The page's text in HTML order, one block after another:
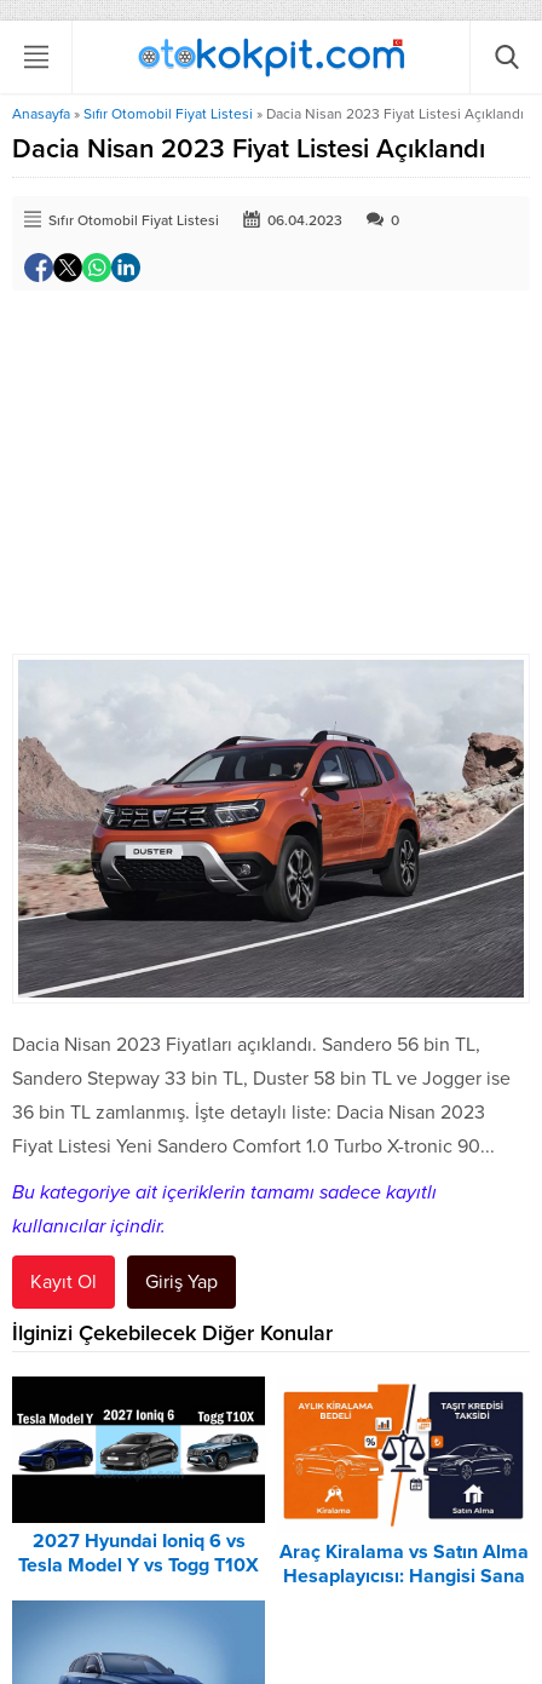
Anasayfa » Sıfır Otomobil Fiyat Listesi » Dacia Nisan 2023 Fiyat Listesi Açıklandı
Dacia Nisan 2023 Fiyat Listesi Açıklandı
Sıfır Otomobil Fiyat Listesi 06.04.2023 0
Dacia Nisan 2023 Fiyatları açıklandı. Sandero 56 bin TL,
Sandero Stepway 33 bin TL, Duster 58 bin TL ve Jogger ise
36 bin TL zamlanmış. İşte detaylı liste: Dacia Nisan 2023
Fiyat Listesi Yeni Sandero Comfort 1.0 Turbo X-tronic 90...
Bu kategoriye ait içeriklerin tamamı sadece kayıtlı
kullanıcılar içindir.
Kayıt Ol Giriş Yap
İlginizi Çekebilecek Diğer Konular
2027 Hyundai Ioniq 6 vs
Tesla Model Y vs Togg T10X
Araç Kiralama vs Satın Alma
Hesaplayıcısı: Hangisi Sana